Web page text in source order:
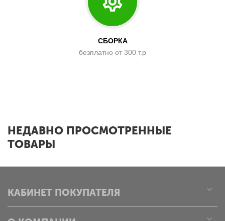
СБОРКА
безплатно от 300 т.р
НЕДАВНО ПРОСМОТРЕННЫЕ
ТОВАРЫ
КАБИНЕТ ПОКУПАТЕЛЯ